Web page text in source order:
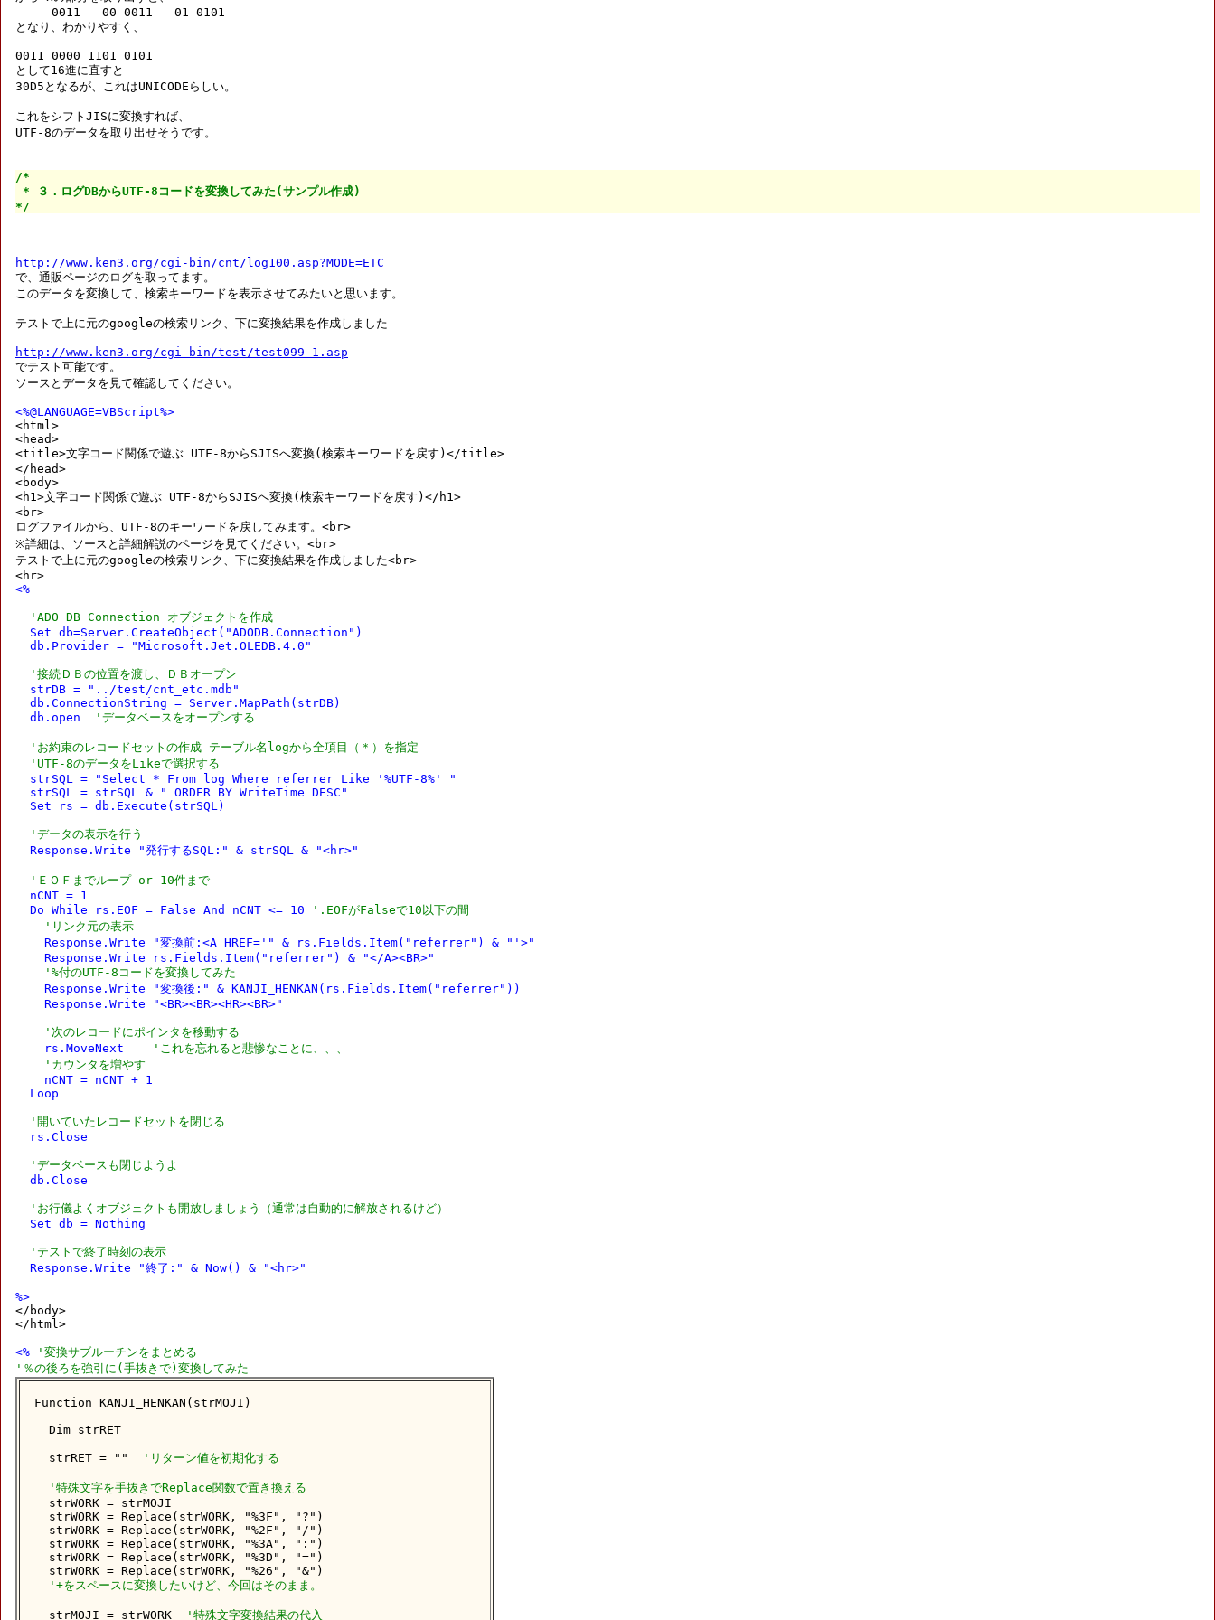
     0011   00 0011   01 0101
となり、わかりやすく、
0011 0000 1101 0101
として16進に直すと
30D5となるが、これはUNICODEらしい。
これをシフトJISに変換すれば、
UTF-8のデータを取り出せそうです。
/*
* ３．ログDBからUTF-8コードを変換してみた(サンプル作成)
*/
http://www.ken3.org/cgi-bin/cnt/log100.asp?MODE=ETC
で、通販ページのログを取ってます。
このデータを変換して、検索キーワードを表示させてみたいと思います。
テストで上に元のgoogleの検索リンク、下に変換結果を作成しました
http://www.ken3.org/cgi-bin/test/test099-1.asp
でテスト可能です。
ソースとデータを見て確認してください。
<%@LANGUAGE=VBScript%>
<html>
<head>
<title>文字コード関係で遊ぶ UTF-8からSJISへ変換(検索キーワードを戻す)</title>
</head>
<body>
<h1>文字コード関係で遊ぶ UTF-8からSJISへ変換(検索キーワードを戻す)</h1>
<br>
ログファイルから、UTF-8のキーワードを戻してみます。<br>
※詳細は、ソースと詳細解説のページを見てください。<br>
テストで上に元のgoogleの検索リンク、下に変換結果を作成しました<br>
<%
'ADO DB Connection オブジェクトを作成
  Set db=Server.CreateObject("ADODB.Connection")
  db.Provider = "Microsoft.Jet.OLEDB.4.0"
'接続ＤＢの位置を渡し、ＤＢオープン
  strDB = "../test/cnt_etc.mdb"
  db.ConnectionString = Server.MapPath(strDB)
  db.open
'データベースをオープンする
'お約束のレコードセットの作成 テーブル名logから全項目（＊）を指定
'UTF-8のデータをLikeで選択する
  strSQL = "Select * From log Where referrer Like '%UTF-8%' "
  strSQL = strSQL & " ORDER BY WriteTime DESC"
  Set rs = db.Execute(strSQL)
'データの表示を行う
  Response.Write "発行するSQL:" & strSQL & "<hr>"
'ＥＯＦまでループ or 10件まで
  nCNT = 1
  Do While rs.EOF = False And nCNT <= 10
'.EOFがFalseで10以下の間
'リンク元の表示
    Response.Write "変換前:<A HREF='" & rs.Fields.Item("referrer") & "'>"
    Response.Write rs.Fields.Item("referrer") & "</A><BR>"
'%付のUTF-8コードを変換してみた
    Response.Write "変換後:" & KANJI_HENKAN(rs.Fields.Item("referrer"))
    Response.Write "<BR><BR><HR><BR>"
'次のレコードにポインタを移動する
    rs.MoveNext
'これを忘れると悲惨なことに、、、
'カウンタを増やす
    nCNT = nCNT + 1
  Loop
'開いていたレコードセットを閉じる
  rs.Close
'データベースも閉じようよ
  db.Close
'お行儀よくオブジェクトも開放しましょう（通常は自動的に解放されるけど）
  Set db = Nothing
'テストで終了時刻の表示
  Response.Write "終了:" & Now() & "<hr>"
%>
</body>
</html>
<%
'変換サブルーチンをまとめる
'％の後ろを強引に(手抜きで)変換してみた
Function KANJI_HENKAN(strMOJI)
  Dim strRET
  strRET = ""
'リターン値を初期化する
'特殊文字を手抜きでReplace関数で置き換える
  strWORK = strMOJI
  strWORK = Replace(strWORK, "%3F", "?")
  strWORK = Replace(strWORK, "%2F", "/")
  strWORK = Replace(strWORK, "%3A", ":")
  strWORK = Replace(strWORK, "%3D", "=")
  strWORK = Replace(strWORK, "%26", "&")
'+をスペースに変換したいけど、今回はそのまま。
  strMOJI = strWORK
'特殊文字変換結果の代入